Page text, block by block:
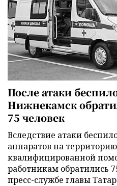
После атаки
Нижнекамск
75 человек
Вследствие атаки
аппаратов на
квалифицированной
работникам обратились
пресс-службе главы